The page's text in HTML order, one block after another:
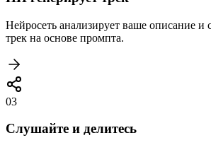
Нейросеть анализирует ваше описание и
трек на основе промпта.
03
Слушайте и делитесь